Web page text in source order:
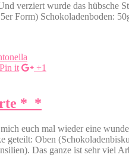
verziert wurde das hübsche
Form) Schokoladenboden:
Pin it
+1
*_*
euch mal wieder eine
geteilt: Oben
Das ganze ist sehr viel